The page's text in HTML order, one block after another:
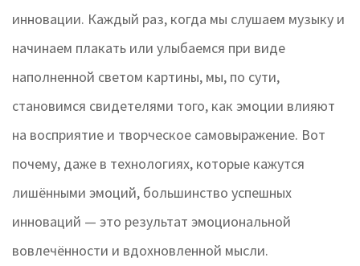
инновации. Каждый раз, когда мы слушаем музыку и
начинаем плакать или улыбаемся при виде
наполненной светом картины, мы, по сути,
становимся свидетелями того, как эмоции влияют
на восприятие и творческое самовыражение. Вот
почему, даже в технологиях, которые кажутся
лишёнными эмоций, большинство успешных
инноваций — это результат эмоциональной
вовлечённости и вдохновленной мысли.